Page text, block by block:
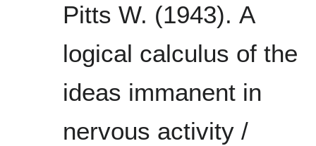
Pitts W. (1943). A
logical calculus of the
ideas immanent in
nervous activity /